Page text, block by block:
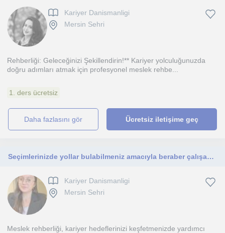
Kariyer Danismanligi
Mersin Sehri
Rehberliği: Geleceğinizi Şekillendirin!** Kariyer yolculuğunuzda
doğru adımları atmak için profesyonel meslek rehbe...
1. ders ücretsiz
daha fazlasını gör Ücretsiz iletişime geç
Seçimlerinizde yollar bulabilmeniz amacıyla beraber çalışabiliriz
Kariyer Danismanligi
Mersin Sehri
Meslek rehberliği, kariyer hedeflerinizi keşfetmenizde yardımcı